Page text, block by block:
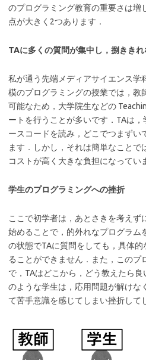
のプログラミング教育の重要さは増
点が大きく2つあります．
TAに多くの質問が集中し，捌ききれ
私が通う先端メディアサイエンス学
模のプログラミングの授業では，教
可能なため，大学院生などの
ートを行うことが多いです．TAは
ースコードを読み，どこでつまずい
ます．しかし，それは簡単なことで
コストが高く大きな負担になってい
学生のプログラミングへの挫折
ここで初学者は，あとさきを考えず
始めることで，的外れなプログラム
の状態でTAに質問をしても，具体
ることができません．また，このプ
で，TAはどこから，どう教えたら
のような学生は，応用問題が解けな
て苦手意識を感じてしまい挫折して